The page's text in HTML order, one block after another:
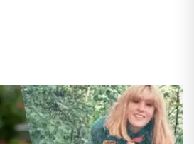
post